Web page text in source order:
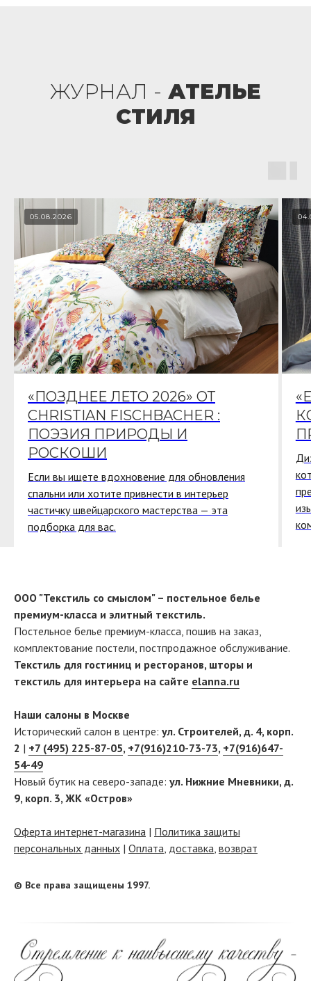
ЖУРНАЛ - АТЕЛЬЕ
СТИЛЯ
05.08.2026
«ПОЗДНЕЕ ЛЕТО 2026» ОТ
CHRISTIAN FISCHBACHER :
ПОЭЗИЯ ПРИРОДЫ И
РОСКОШИ
Если вы ищете вдохновение для обновления
спальни или хотите привнести в интерьер
частичку швейцарского мастерства — эта
подборка для вас.
ООО "Текстиль со смыслом" – постельное белье
премиум-класса и элитный текстиль.
Постельное белье премиум-класса, пошив на заказ,
комплектование постели, постпродажное обслуживание.
Текстиль для гостиниц и ресторанов, шторы и
текстиль для интерьера на сайте elanna.ru
Наши салоны в Москве
Исторический салон в центре: ул. Строителей, д. 4, корп.
2 | +7 (495) 225-87-05, +7(916)210-73-73, +7(916)647-
54-49
Новый бутик на северо-западе: ул. Нижние Мневники, д.
9, корп. 3, ЖК «Остров»
Оферта интернет-магазина | Политика защиты
персональных данных | Оплата, доставка, возврат
© Все права защищены 1997.